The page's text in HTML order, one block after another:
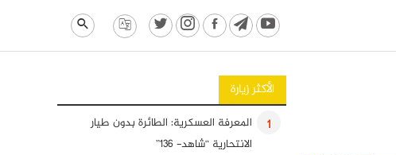
الأكثر زيارة
1
المعرفة العسكرية: الطائرة بدون طيار
الانتحارية “شاهد- 136”